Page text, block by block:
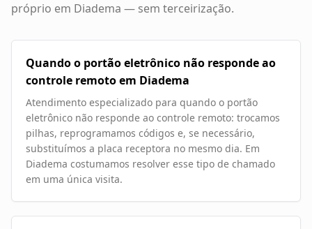
próprio em Diadema — sem terceirização.
Quando o portão eletrônico não responde ao
controle remoto em Diadema
Atendimento especializado para quando o portão
eletrônico não responde ao controle remoto: trocamos
pilhas, reprogramamos códigos e, se necessário,
substituímos a placa receptora no mesmo dia. Em
Diadema costumamos resolver esse tipo de chamado
em uma única visita.